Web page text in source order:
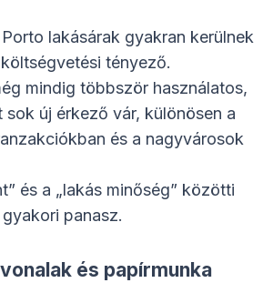
lakásárak gyakran kerülnek
tényező.
mindig többször használatos,
sok új érkező vár, különösen a
és a nagyvárosok
és a „lakás minőség” közötti
panasz.
és papírmunka